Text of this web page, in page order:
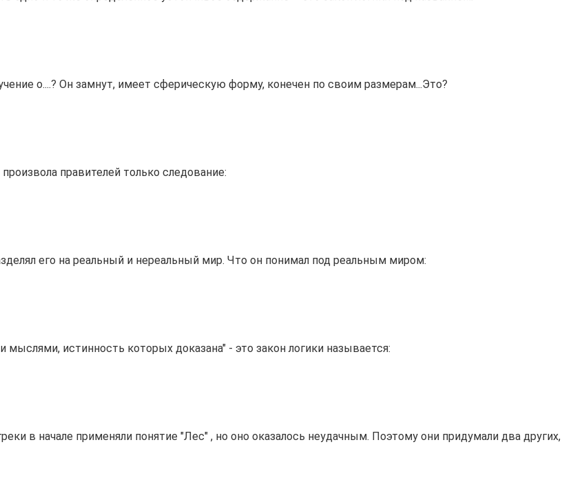
о....? Он замнут, имеет сферическую форму, конечен по своим размерам...Это?
правителей только следование:
его на реальный и нереальный мир. Что он понимал под реальным миром:
истинность которых доказана" - это закон логики называется:
в начале применяли понятие "Лес" , но оно оказалось неудачным. Поэтому они придумали два других,